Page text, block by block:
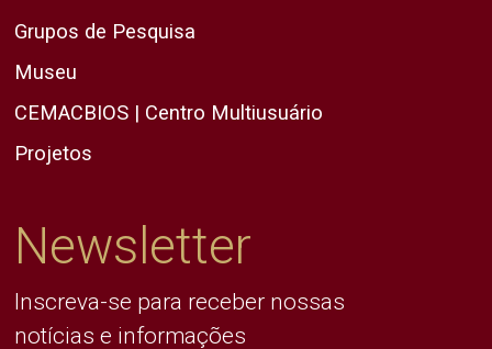
Grupos de Pesquisa
Museu
CEMACBIOS | Centro Multiusuário
Projetos
Newsletter
Inscreva-se para receber nossas
notícias e informações